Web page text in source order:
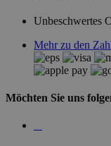
Unbeschwertes
Mehr zu den
Möchten Sie uns